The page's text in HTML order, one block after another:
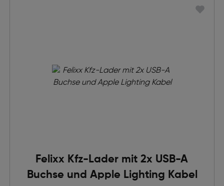
Felixx Kfz-Lader mit 2x USB-A
Buchse und Apple Lighting Kabel